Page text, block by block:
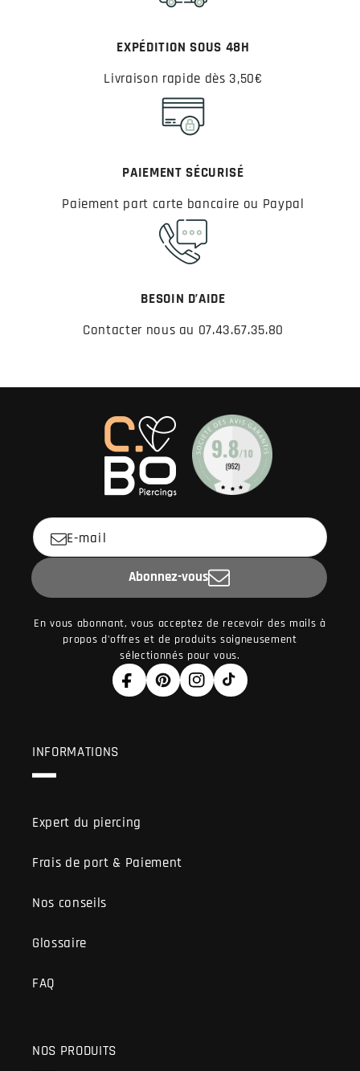
EXPÉDITION SOUS 48H
Livraison rapide dès 3,50€
PAIEMENT SÉCURISÉ
Paiement part carte bancaire ou Paypal
BESOIN D’AIDE
Contacter nous au 07.43.67.35.80
E-mail
Abonnez-vous
En vous abonnant, vous acceptez de recevoir des mails à
propos d'offres et de produits soigneusement
sélectionnés pour vous.
FacebookPinterestInstagram
TikTok
INFORMATIONS
Expert du piercing
Frais de port & Paiement
Nos conseils
Glossaire
FAQ
NOS PRODUITS